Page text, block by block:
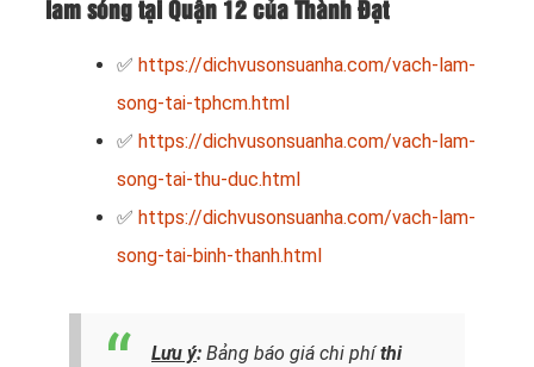
lam sóng tại Quận 12 của Thành Đạt
✅ https://dichvusonsuanha.com/vach-lam-
song-tai-tphcm.html
✅ https://dichvusonsuanha.com/vach-lam-
song-tai-thu-duc.html
✅ https://dichvusonsuanha.com/vach-lam-
song-tai-binh-thanh.html
Lưu ý: Bảng báo giá chi phíthi